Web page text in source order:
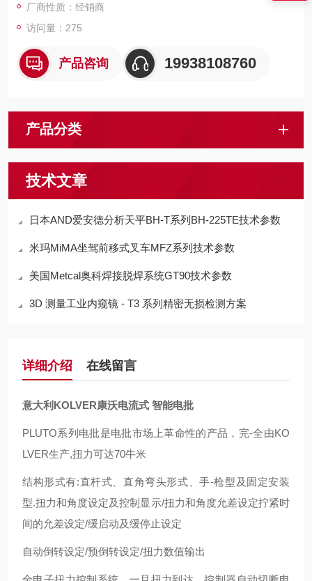
厂商性质：经销商
访问量：275
产品咨询 19938108760
产品分类
技术文章
日本AND爱安德分析天平BH-T系列BH-225TE技术参数
米玛MiMA坐驾前移式叉车MFZ系列技术参数
美国Metcal奥科焊接脱焊系统GT90技术参数
3D 测量工业内窥镜 - T3 系列精密无损检测方案
详细介绍 在线留言
意大利KOLVER康沃电流式 智能电批
PLUTO系列电批是电批市场上革命性的产品，完-全由KO
LVER生产,扭力可达70牛米
结构形式有:直杆式、直角弯头形式、手-枪型及固定安装
型.扭力和角度设定及控制显示/扭力和角度允差设定拧紧时
间的允差设定/缓启动及缓停止设定
自动倒转设定/预倒转设定/扭力数值输出